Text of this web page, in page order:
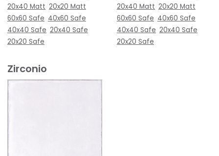
20x40 Matt 20x20 Matt
60x60 Safe 40x60 Safe
40x40 Safe 20x40 Safe
20x20 Safe
20x40 Matt 20x20 Matt
60x60 Safe 40x60 Safe
40x40 Safe 20x40 Safe
20x20 Safe
Zirconio